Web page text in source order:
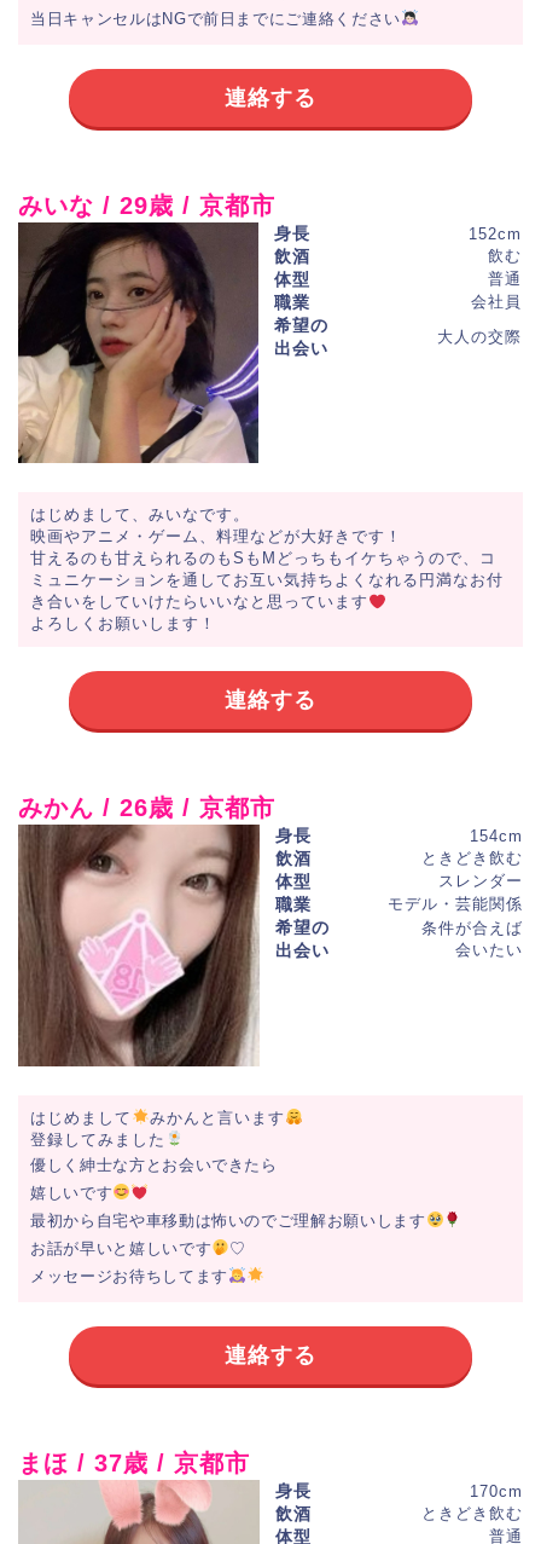
当日キャンセルはNGで前日までにご連絡ください
連絡する
みいな / 29歳 / 京都市
身長 152cm
飲酒 飲む
体型 普通
職業 会社員
希望の
出会い
大人の交際
はじめまして、みいなです。
映画やアニメ・ゲーム、料理などが大好きです！
甘えるのも甘えられるのもSもMどっちもイケちゃうので、コ
ミュニケーションを通してお互い気持ちよくなれる円満なお付
き合いをしていけたらいいなと思っています
よろしくお願いします！
連絡する
みかん / 26歳 / 京都市
身長 154cm
飲酒 ときどき飲む
体型 スレンダー
職業 モデル・芸能関係
希望の
出会い
条件が合えば
会いたい
はじめまして
みかんと言います
登録してみました
優しく紳士な方とお会いできたら
嬉しいです
最初から自宅や車移動は怖いのでご理解お願いします
お話が早いと嬉しいです
♡
メッセージお待ちしてます
連絡する
まほ / 37歳 / 京都市
身長 170cm
飲酒 ときどき飲む
体型 普通